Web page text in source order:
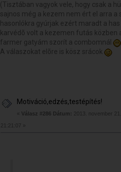
(Tisztában vagyok vele, hogy csak a
sajnos még a kezem nem ért el arra
hasonlókra gyúrjak ezért maradt a
karvédõ volt a kezemen futás
farmer gatyám szorít a combomnál
A válaszokat elõre is kösz srácok
Motiváció,edzés,testépítés!
« Válasz #286 Dátum: 2013. november
21:21:07 »